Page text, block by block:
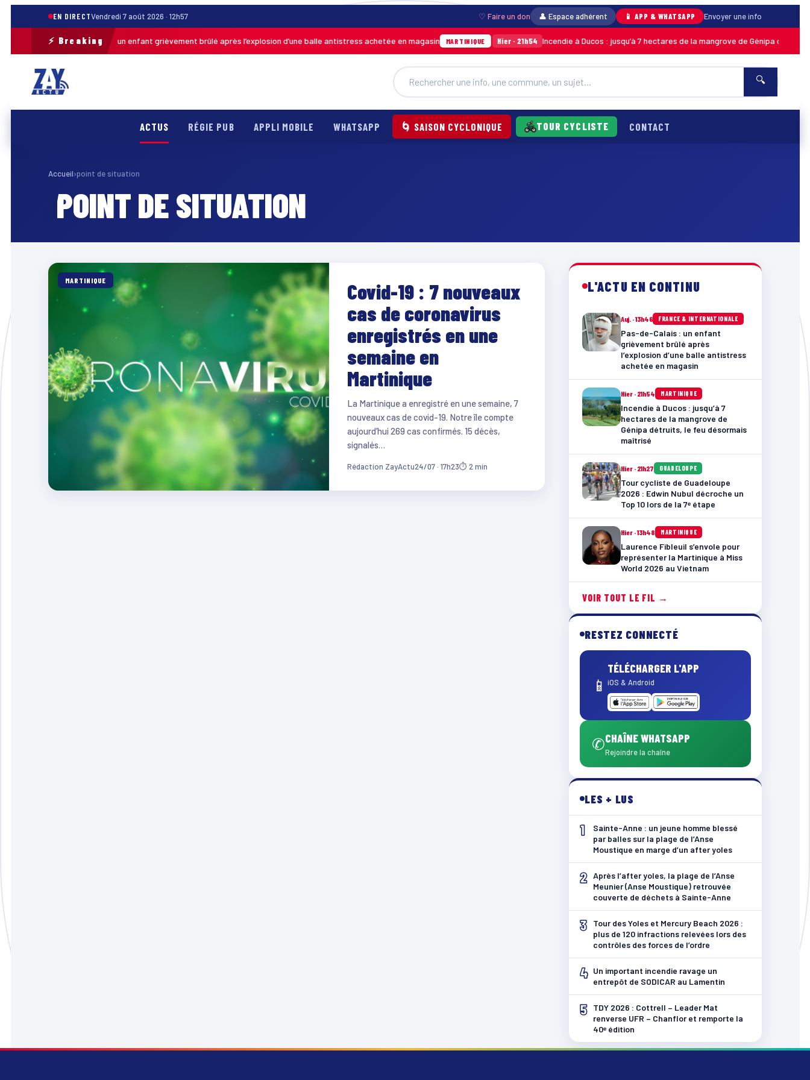
EN DIRECTVendredi 7 août 2026 · 12h57 ♡ Faire un don 👤 Espace adhérent 📱 APP & WHATSAPP Envoyer une info
⚡ Breaking
Pas-de-Calais : un enfant grièvement brûlé après l’explosion d’une balle antistress achetée en magasin MARTINIQUE Hier · 21h54 Incendie à Ducos : jusqu’à 7 hectares de la mangrove de Génipa détruits, le
🔍
ACTUS RÉGIE PUB APPLI MOBILE WHATSAPP 🌀 SAISON CYCLONIQUE TOUR CYCLISTE CONTACT
Accueil›point de situation
POINT DE SITUATION
MARTINIQUE
Covid-19 : 7 nouveaux
cas de coronavirus
enregistrés en une
semaine en
Martinique
La Martinique a enregistré en une semaine, 7
nouveaux cas de covid-19. Notre île compte
aujourd’hui 269 cas confirmés. 15 décès,
signalés…
Rédaction ZayActu24/07 · 17h23⏱ 2 min
L'ACTU EN CONTINU
Auj. · 13h46 FRANCE & INTERNATIONALE
Pas-de-Calais : un enfant
grièvement brûlé après
l’explosion d’une balle antistress
achetée en magasin
Hier · 21h54 MARTINIQUE
Incendie à Ducos : jusqu’à 7
hectares de la mangrove de
Génipa détruits, le feu désormais
maîtrisé
Hier · 21h27 GUADELOUPE
Tour cycliste de Guadeloupe
2026 : Edwin Nubul décroche un
Top 10 lors de la 7ᵉ étape
Hier · 13h48 MARTINIQUE
Laurence Fibleuil s’envole pour
représenter la Martinique à Miss
World 2026 au Vietnam
VOIR TOUT LE FIL →
RESTEZ CONNECTÉ
📱
TÉLÉCHARGER L'APP
iOS & Android
✆CHAÎNE WHATSAPP
Rejoindre la chaîne
LES + LUS
1
Sainte-Anne : un jeune homme blessé
par balles sur la plage de l’Anse
Moustique en marge d’un after yoles
2 Après l’after yoles, la plage de l’Anse
Meunier (Anse Moustique) retrouvée
couverte de déchets à Sainte-Anne
3
Tour des Yoles et Mercury Beach 2026 :
plus de 120 infractions relevées lors des
contrôles des forces de l’ordre
4 Un important incendie ravage un
entrepôt de SODICAR au Lamentin
5
TDY 2026 : Cottrell – Leader Mat
renverse UFR – Chanflor et remporte la
40ᵉ édition